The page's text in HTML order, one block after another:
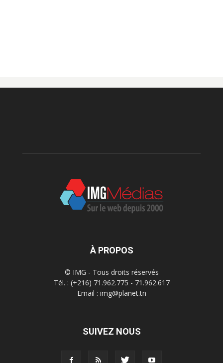
À PROPOS
© IMG - Tous droits réservés
Tél. : (+216) 71.962.775 - 71.962.617
Email : img@planet.tn
SUIVEZ NOUS